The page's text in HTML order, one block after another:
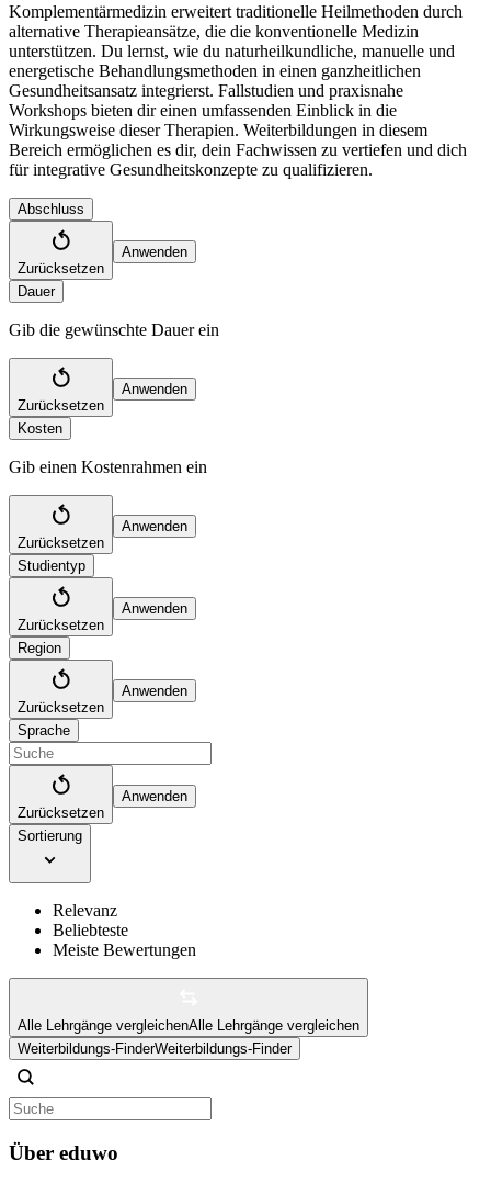
Komplementärmedizin erweitert traditionelle Heilmethoden durch
alternative Therapieansätze, die die konventionelle Medizin
unterstützen. Du lernst, wie du naturheilkundliche, manuelle und
energetische Behandlungsmethoden in einen ganzheitlichen
Gesundheitsansatz integrierst. Fallstudien und praxisnahe
Workshops bieten dir einen umfassenden Einblick in die
Wirkungsweise dieser Therapien. Weiterbildungen in diesem
Bereich ermöglichen es dir, dein Fachwissen zu vertiefen und dich
für integrative Gesundheitskonzepte zu qualifizieren.
Abschluss
Zurücksetzen
Anwenden
Dauer
Gib die gewünschte Dauer ein
Zurücksetzen
Anwenden
Kosten
Gib einen Kostenrahmen ein
Zurücksetzen
Anwenden
Studientyp
Zurücksetzen
Anwenden
Region
Zurücksetzen
Anwenden
Sprache
Zurücksetzen
Anwenden
Sortierung
Relevanz
Beliebteste
Meiste Bewertungen
Alle Lehrgänge vergleichenAlle Lehrgänge vergleichen
Weiterbildungs-FinderWeiterbildungs-Finder
Über eduwo